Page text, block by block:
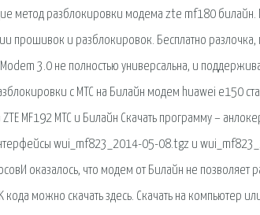
метод разблокировки модема zte mf180
прошивок и разблокировок. Бесплатно
Modem 3.0 не полностью универсальна, и
с МТС на Билайн модем huawei e150
MF192 МТС и Билайн Скачать программу –
wui_mf823_2014-05-08.tgz и
оказалось, что модем от Билайн не позволяет
кода можно скачать здесь. Скачать на компьютер